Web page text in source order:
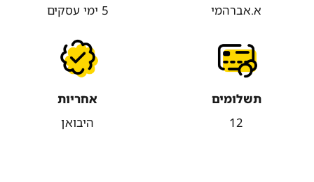
א.אברהמי
5 ימי עסקים
תשלומים
12
אחריות
היבואן